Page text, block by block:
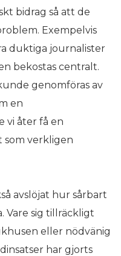
bidrag så att de
Exempelvis
duktiga journalister
bekostas centralt.
genomföras av
en
vi åter få en
som verkligen
avslöjat hur sårbart
Vare sig tillräckligt
eller nödvänig
har gjorts